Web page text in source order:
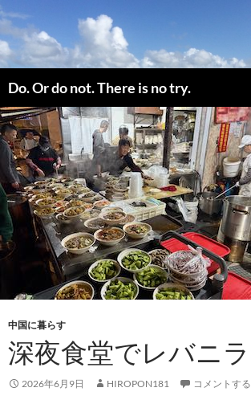
コ
ン
テ
ン
ツ
へ
ス
キ
ッ
プ
Do. Or do not. There is no try.
索
中国に暮らす
深夜食堂でレバニラ
2026年6月9日 HIROPON181 コメントする